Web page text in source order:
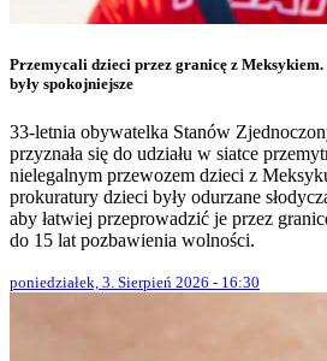
Przemycali dzieci przez granicę z
były spokojniejsze
33-letnia obywatelka Stanów
przyznała się do udziału w siatce
nielegalnym przewozem dzieci z
prokuratury dzieci były odurzane
aby łatwiej przeprowadzić je przez
do 15 lat pozbawienia wolności.
poniedziałek, 3. Sierpień 2026 - 16:30